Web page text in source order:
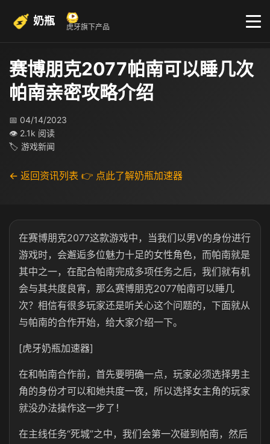
奶瓶 虎牙旗下产品
赛博朋克2077帕南可以睡几次
帕南亲密攻略介绍
📅 04/14/2023
👁 2.1k 阅读
🏷 游戏新闻
← 返回资讯列表 👉 点此了解奶瓶加速器
在赛博朋克2077这款游戏中，当我们以男V的身份进行
游戏时，会邂逅多位魅力十足的女性角色，而帕南就是
其中之一，在配合帕南完成多项任务之后，我们就有机
会与其共度良宵，那么赛博朋克2077帕南可以睡几
次？相信有很多玩家还是听关心这个问题的，下面就从
与帕南的合作开始，给大家介绍一下。
[虎牙奶瓶加速器]
在和帕南合作前，首先要明确一点，玩家必须选择男主
角的身份才可以和她共度一夜，所以选择女主角的玩家
就没办法操作这一步了！
在主线任务“死城”之中，我们会第一次碰到帕南，然后